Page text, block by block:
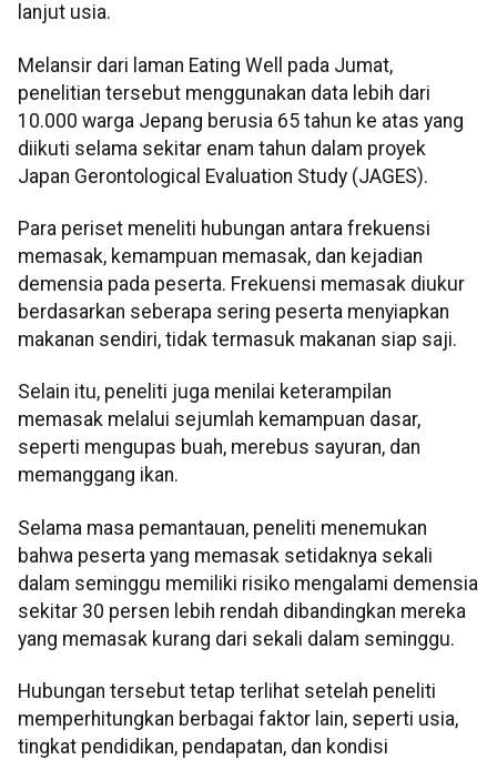
lanjut usia.
Melansir dari laman Eating Well pada Jumat,
penelitian tersebut menggunakan data lebih dari
10.000 warga Jepang berusia 65 tahun ke atas yang
diikuti selama sekitar enam tahun dalam proyek
Japan Gerontological Evaluation Study (JAGES).
Para periset meneliti hubungan antara frekuensi
memasak, kemampuan memasak, dan kejadian
demensia pada peserta. Frekuensi memasak diukur
berdasarkan seberapa sering peserta menyiapkan
makanan sendiri, tidak termasuk makanan siap saji.
Selain itu, peneliti juga menilai keterampilan
memasak melalui sejumlah kemampuan dasar,
seperti mengupas buah, merebus sayuran, dan
memanggang ikan.
Selama masa pemantauan, peneliti menemukan
bahwa peserta yang memasak setidaknya sekali
dalam seminggu memiliki risiko mengalami demensia
sekitar 30 persen lebih rendah dibandingkan mereka
yang memasak kurang dari sekali dalam seminggu.
Hubungan tersebut tetap terlihat setelah peneliti
memperhitungkan berbagai faktor lain, seperti usia,
tingkat pendidikan, pendapatan, dan kondisi